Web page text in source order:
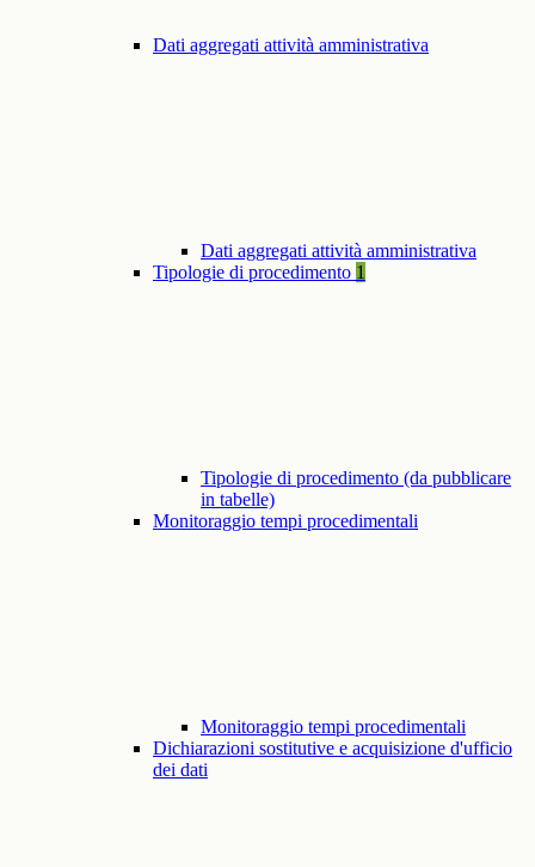
Dati aggregati attività amministrativa
Dati aggregati attività amministrativa
Tipologie di procedimento 1
Tipologie di procedimento (da pubblicare
in tabelle)
Monitoraggio tempi procedimentali
Monitoraggio tempi procedimentali
Dichiarazioni sostitutive e acquisizione d'ufficio
dei dati